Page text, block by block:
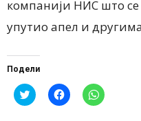
компанији НИС што се
упутио апел и
Подели
Click
to
Click
to
Click
to